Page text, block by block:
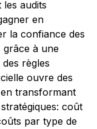
audits
en
la confiance des
grâce à une
règles
ouvre des
en transformant
coût
par type de